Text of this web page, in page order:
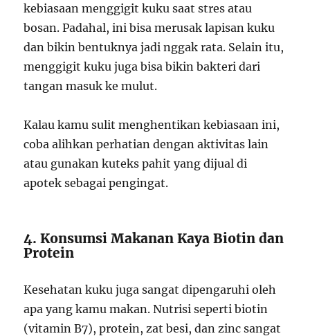
kebiasaan menggigit kuku saat stres atau
bosan. Padahal, ini bisa merusak lapisan kuku
dan bikin bentuknya jadi nggak rata. Selain itu,
menggigit kuku juga bisa bikin bakteri dari
tangan masuk ke mulut.
Kalau kamu sulit menghentikan kebiasaan ini,
coba alihkan perhatian dengan aktivitas lain
atau gunakan kuteks pahit yang dijual di
apotek sebagai pengingat.
4. Konsumsi Makanan Kaya Biotin dan
Protein
Kesehatan kuku juga sangat dipengaruhi oleh
apa yang kamu makan. Nutrisi seperti biotin
(vitamin B7), protein, zat besi, dan zinc sangat